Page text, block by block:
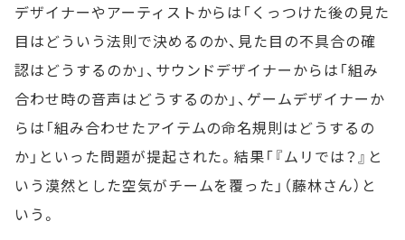
デザイナーやアーティストからは「くっつけた後の見た
目はどういう法則で決めるのか、見た目の不具合の確
認はどうするのか」、サウンドデザイナーからは「組み
合わせ時の音声はどうするのか」、ゲームデザイナーか
らは「組み合わせたアイテムの命名規則はどうするの
か」といった問題が提起された。結果「『ムリでは？』と
いう漠然とした空気がチームを覆った」（藤林さん）と
いう。